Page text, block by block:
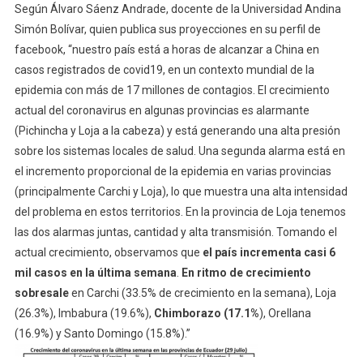
Según Álvaro Sáenz Andrade, docente de la Universidad Andina
Simón Bolívar, quien publica sus proyecciones en su perfil de
facebook, “nuestro país está a horas de alcanzar a China en
casos registrados de covid19, en un contexto mundial de la
epidemia con más de 17 millones de contagios. El crecimiento
actual del coronavirus en algunas provincias es alarmante
(Pichincha y Loja a la cabeza) y está generando una alta presión
sobre los sistemas locales de salud. Una segunda alarma está en
el incremento proporcional de la epidemia en varias provincias
(principalmente Carchi y Loja), lo que muestra una alta intensidad
del problema en estos territorios. En la provincia de Loja tenemos
las dos alarmas juntas, cantidad y alta transmisión. Tomando el
actual crecimiento, observamos que el país incrementa casi 6
mil casos en la última semana. En ritmo de crecimiento
sobresaleen Carchi (33.5% de crecimiento en la semana), Loja
(26.3%), Imbabura (19.6%), Chimborazo (17.1%), Orellana
(16.9%) y Santo Domingo (15.8%).”